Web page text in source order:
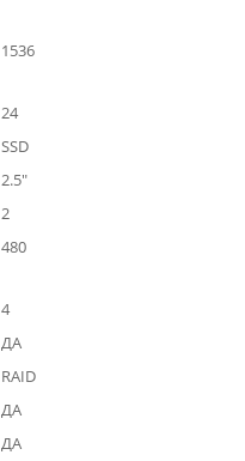
1536
24
SSD
2.5"
2
480
4
ДА
RAID
ДА
ДА